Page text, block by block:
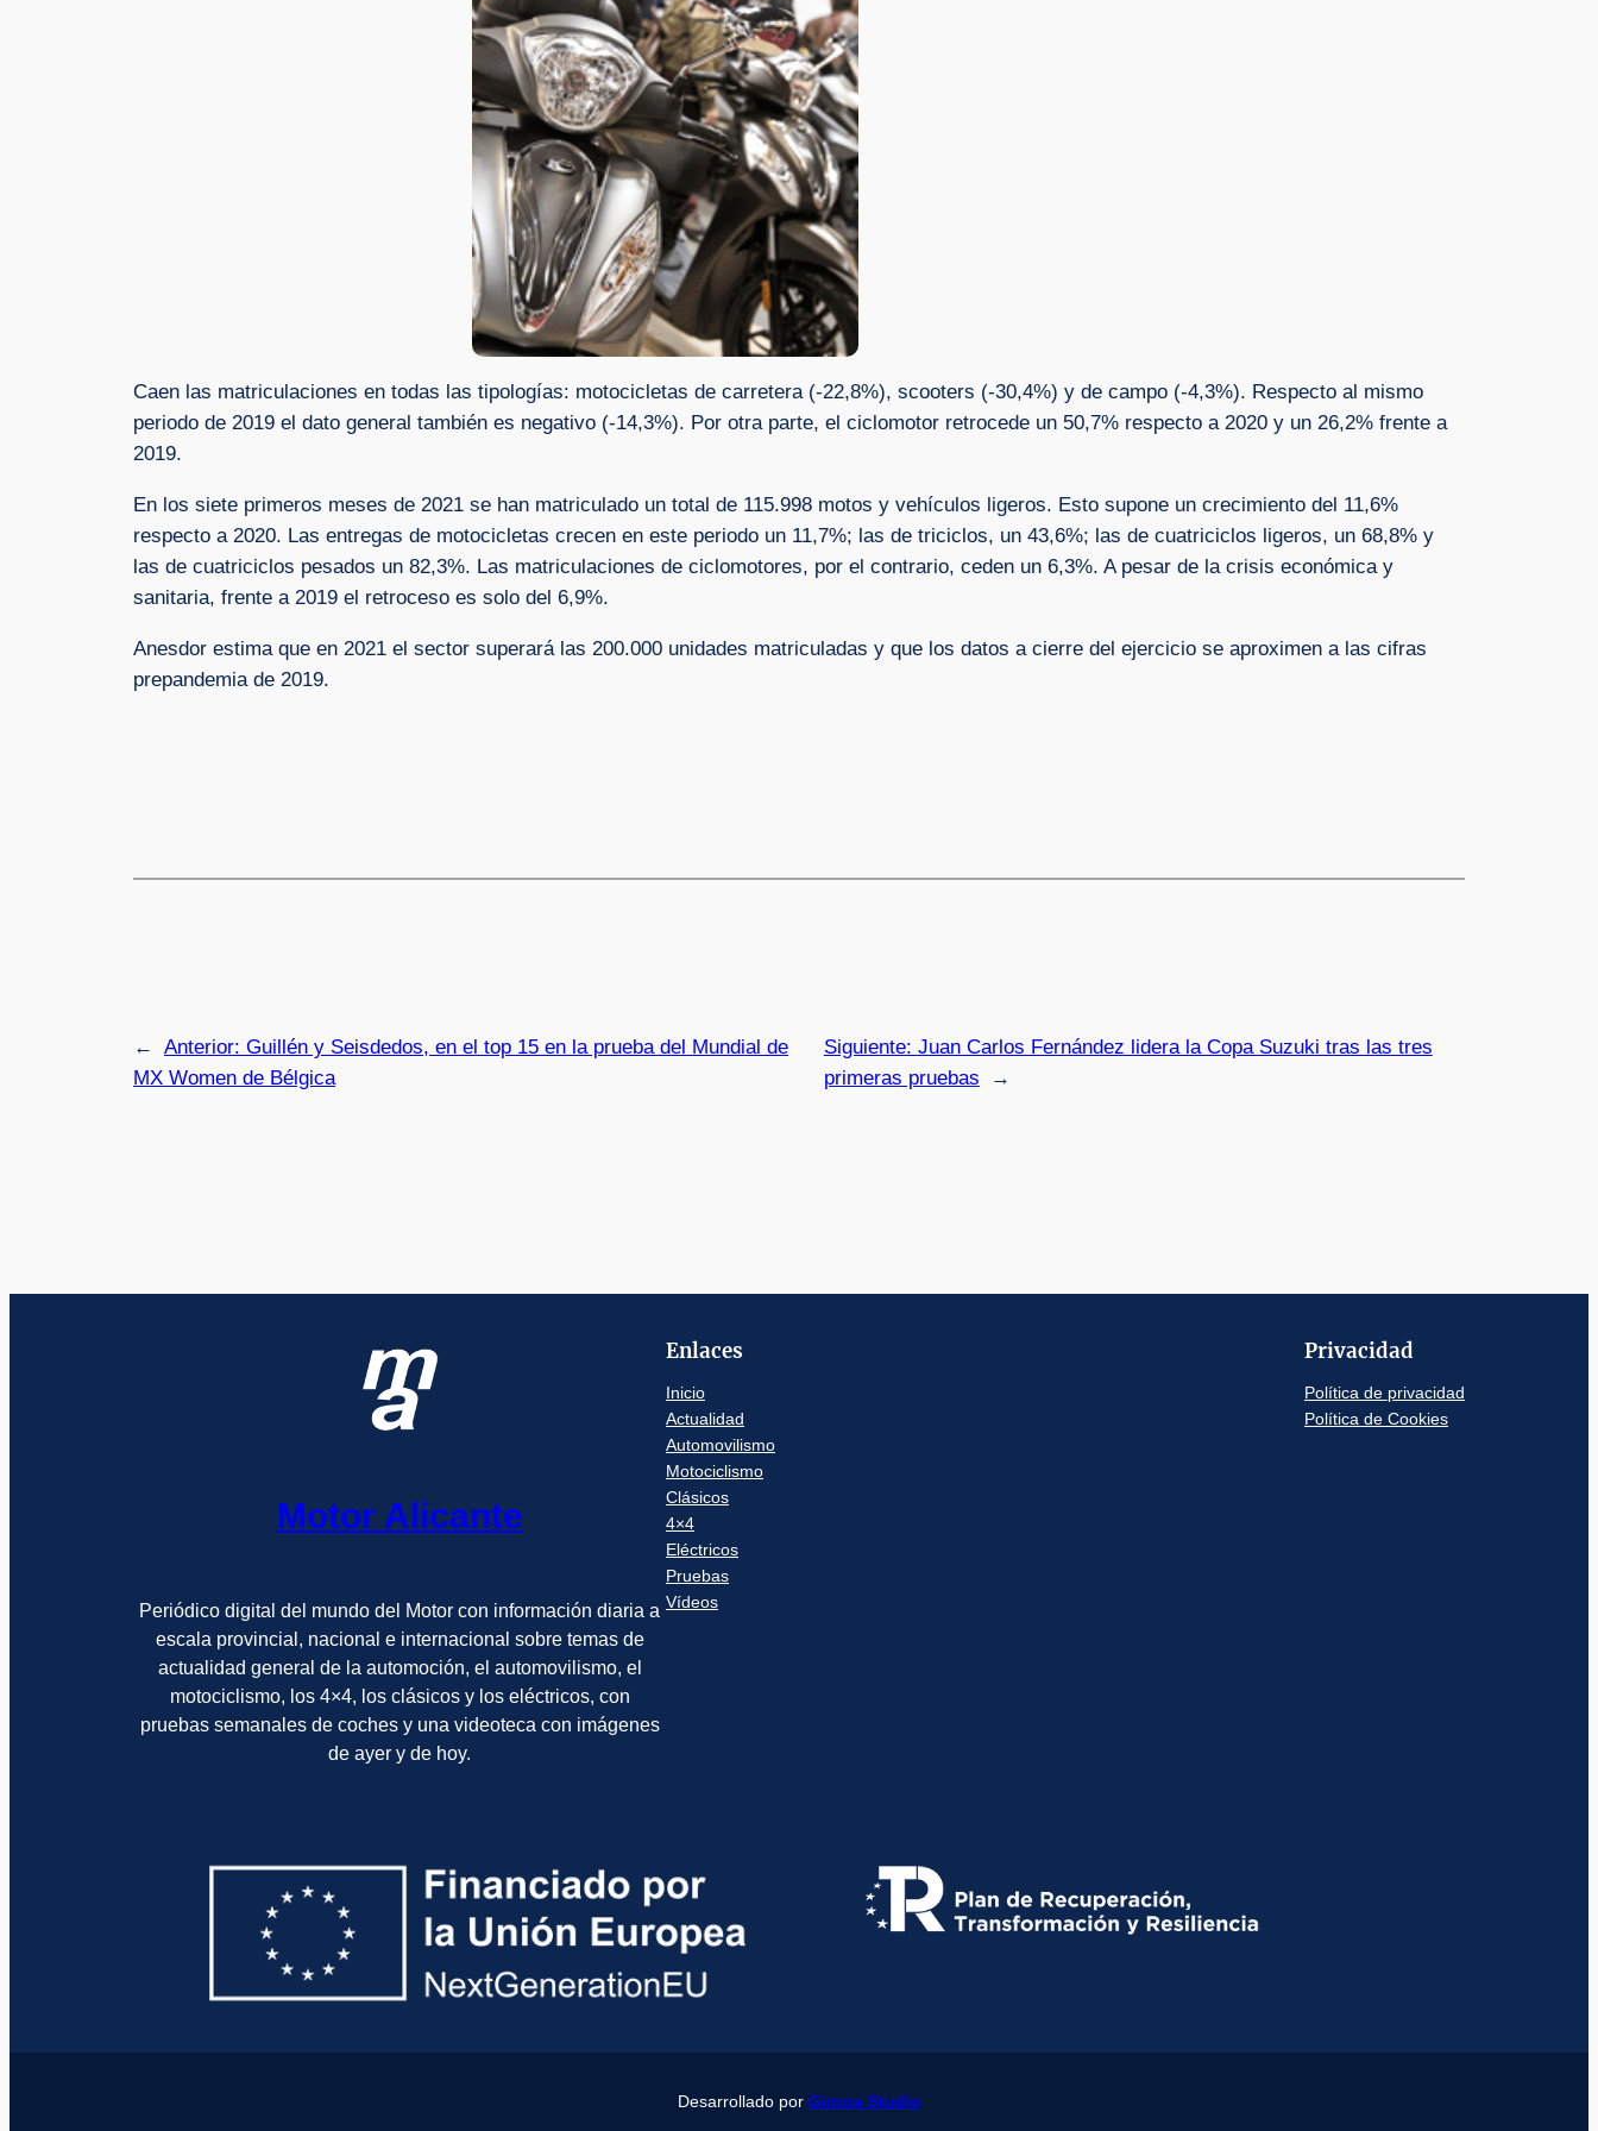
Caen las matriculaciones en todas las tipologías: motocicletas de carretera (-22,8%), scooters (-30,4%) y de campo (-4,3%). Respecto al mismo
periodo de 2019 el dato general también es negativo (-14,3%). Por otra parte, el ciclomotor retrocede un 50,7% respecto a 2020 y un 26,2% frente a
2019.
En los siete primeros meses de 2021 se han matriculado un total de 115.998 motos y vehículos ligeros. Esto supone un crecimiento del 11,6%
respecto a 2020. Las entregas de motocicletas crecen en este periodo un 11,7%; las de triciclos, un 43,6%; las de cuatriciclos ligeros, un 68,8% y
las de cuatriciclos pesados un 82,3%. Las matriculaciones de ciclomotores, por el contrario, ceden un 6,3%. A pesar de la crisis económica y
sanitaria, frente a 2019 el retroceso es solo del 6,9%.
Anesdor estima que en 2021 el sector superará las 200.000 unidades matriculadas y que los datos a cierre del ejercicio se aproximen a las cifras
prepandemia de 2019.
← Anterior: Guillén y Seisdedos, en el top 15 en la prueba del Mundial de
MX Women de Bélgica
Siguiente: Juan Carlos Fernández lidera la Copa Suzuki tras las tres
primeras pruebas
→
Motor Alicante
Periódico digital del mundo del Motor con información diaria a
escala provincial, nacional e internacional sobre temas de
actualidad general de la automoción, el automovilismo, el
motociclismo, los 4×4, los clásicos y los eléctricos, con
pruebas semanales de coches y una videoteca con imágenes
de ayer y de hoy.
Enlaces
Inicio
Actualidad
Automovilismo
Motociclismo
Clásicos
4×4
Eléctricos
Pruebas
Vídeos
Privacidad
Política de privacidad
Política de Cookies
Desarrollado por Girona Studio